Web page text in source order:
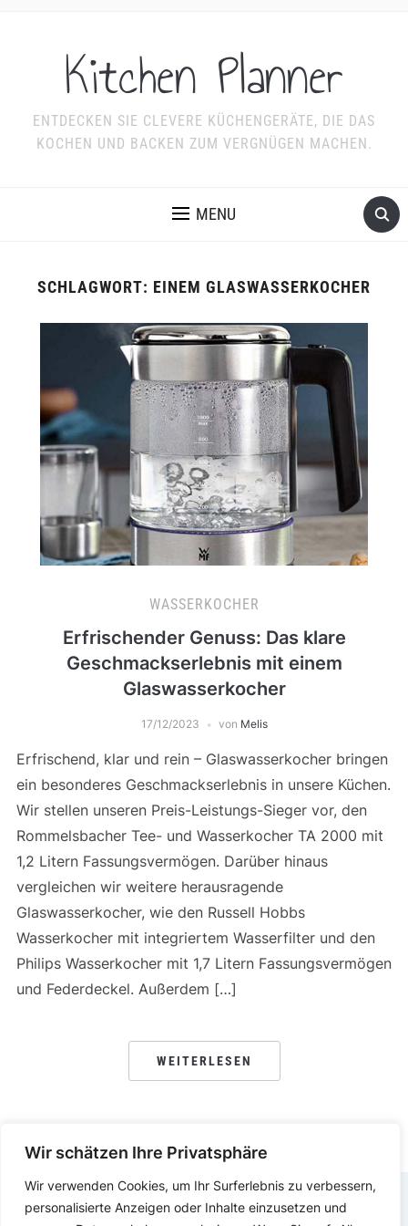
Wir schätzen Ihre Privatsphäre
Wir verwenden Cookies, um Ihr Surferlebnis zu verbessern,
personalisierte Anzeigen oder Inhalte einzusetzen und
Kitchen Planner
ENTDECKEN SIE CLEVERE KÜCHENGERÄTE, DIE DAS
KOCHEN UND BACKEN ZUM VERGNÜGEN MACHEN.
MENU
SCHLAGWORT: EINEM GLASWASSERKOCHER
WASSERKOCHER
Erfrischender Genuss: Das klare
Geschmackserlebnis mit einem
Glaswasserkocher
17/12/2023 von Melis
Erfrischend, klar und rein – Glaswasserkocher bringen
ein besonderes Geschmackserlebnis in unsere Küchen.
Wir stellen unseren Preis-Leistungs-Sieger vor, den
Rommelsbacher Tee- und Wasserkocher TA 2000 mit
1,2 Litern Fassungsvermögen. Darüber hinaus
vergleichen wir weitere herausragende
Glaswasserkocher, wie den Russell Hobbs
Wasserkocher mit integriertem Wasserfilter und den
Philips Wasserkocher mit 1,7 Litern Fassungsvermögen
und Federdeckel. Außerdem […]
WEITERLESEN
IMPRESSUM DATENSCHUTZERKLÄRUNG